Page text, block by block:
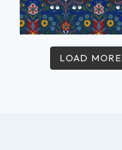
LOAD MORE